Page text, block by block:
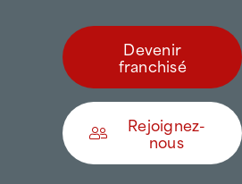
Devenir
franchisé
Rejoignez-
nous